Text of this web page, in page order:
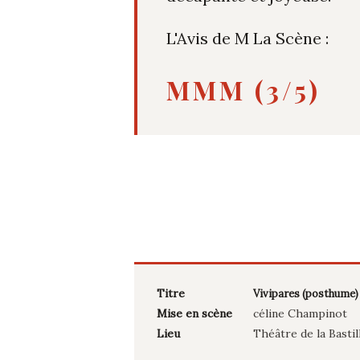
L'Avis de M La Scène :
MMM (3/5)
Titre Vivipares (posthume)
Mise en scène
céline Champinot
Lieu
Théâtre de la